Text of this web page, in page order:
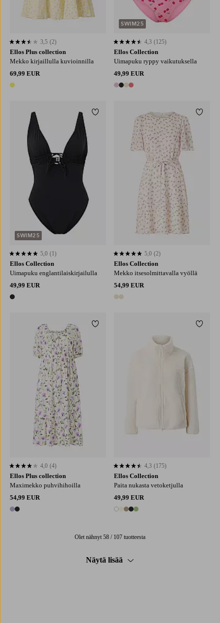
Ellos Plus collection
Mekko kirjaillulla kuvioinnilla
69,99 EUR
1 väri
3,5 perustuen 2 arvosanaan
3,5 (2)
Ellos Collection
Uimapuku ryppy vaikutuksella
49,99 EUR
4 värejä
4,3 perustuen 125 arvosanaan
4,3 (125)
SWIM25
Ellos Collection
Uimapuku englantilaiskirjailulla
49,99 EUR
1 väri
5,0 perustuen 1 arvosanaan
5,0 (1)
SWIM25
Lisää suosikkeihin
Ellos Collection
Mekko itsesolmittavalla vyöllä
54,99 EUR
2 värejä
5,0 perustuen 2 arvosanaan
5,0 (2)
Lisää
XL
Ellos Plus collection
Maximekko puhvihihoilla
54,99 EUR
2 värejä
4,0 perustuen 4 arvosanaan
4,0 (4)
Lisää suosikkeihin
3XL4XL
Ellos Collection
Paita nukasta vetoketjulla
49,99 EUR
5 värejä
4,3 perustuen 175 arvosanaan
4,3 (175)
Lisää
Olet nähnyt 58 / 107 tuotteesta
Näytä lisää